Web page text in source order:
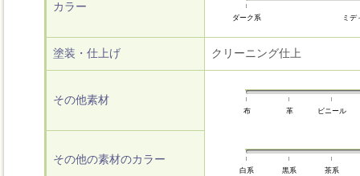
カラー
ダーク系 ミデ
塗装・仕上げ クリーニング仕上
その他素材
布 革 ビニール
その他の素材のカラー
白系 黒系 茶系